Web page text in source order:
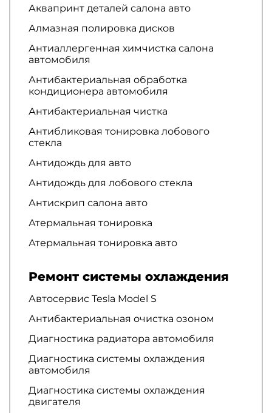
Аквапринт деталей салона авто
Алмазная полировка дисков
Антиаллергенная химчистка салона
автомобиля
Антибактериальная обработка
кондиционера автомобиля
Антибактериальная чистка
Антибликовая тонировка лобового
стекла
Антидождь для авто
Антидождь для лобового стекла
Антискрип салона авто
Атермальная тонировка
Атермальная тонировка авто
Ремонт системы охлаждения
Автосервис Tesla Model S
Антибактериальная очистка озоном
Диагностика радиатора автомобиля
Диагностика системы охлаждения
автомобиля
Диагностика системы охлаждения
двигателя